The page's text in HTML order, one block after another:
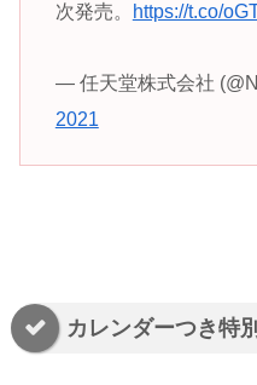
次発売。
https://t.co/
— 任天堂株式会社
2021
カレンダーつき特